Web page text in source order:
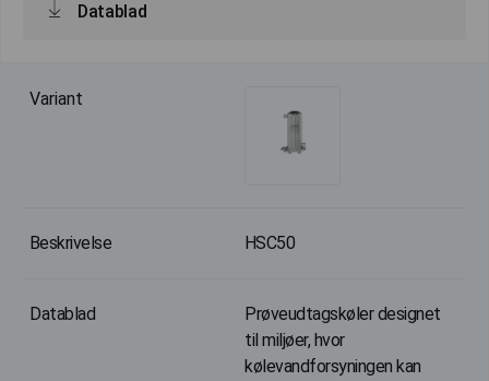
Datablad
HSC50
Prøveudtagskøler designet
til miljøer, hvor
kølevandforsyningen kan